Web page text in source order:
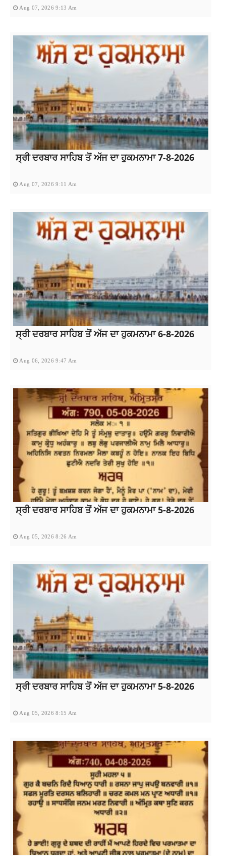
Aug 07, 2026 9:13 Am
ਸ੍ਰੀ ਦਰਬਾਰ ਸਾਹਿਬ ਤੋਂ ਅੱਜ ਦਾ ਹੁਕਮਨਾਮਾ 7-8-2026
Aug 07, 2026 9:11 Am
ਸ੍ਰੀ ਦਰਬਾਰ ਸਾਹਿਬ ਤੋਂ ਅੱਜ ਦਾ ਹੁਕਮਨਾਮਾ 6-8-2026
Aug 06, 2026 9:47 Am
ਸ੍ਰੀ ਦਰਬਾਰ ਸਾਹਿਬ ਤੋਂ ਅੱਜ ਦਾ ਹੁਕਮਨਾਮਾ 5-8-2026
Aug 05, 2026 8:26 Am
ਸ੍ਰੀ ਦਰਬਾਰ ਸਾਹਿਬ ਤੋਂ ਅੱਜ ਦਾ ਹੁਕਮਨਾਮਾ 5-8-2026
Aug 05, 2026 8:15 Am